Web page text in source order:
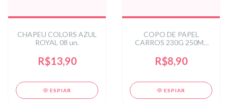
CHAPEU COLORS AZUL
ROYAL 08 un.
R$13,90
ESPIAR
COPO DE PAPEL
CARROS 230G 250ML
R$8,90
ESPIAR